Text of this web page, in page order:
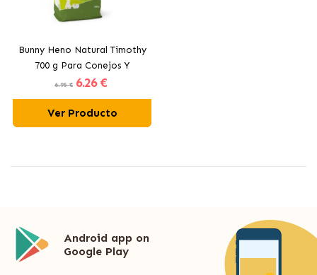
Bunny Heno Natural Timothy
700 g Para Conejos Y
Roedores
6.95 € 6.26 €
Ver Producto
Android app on
Google Play